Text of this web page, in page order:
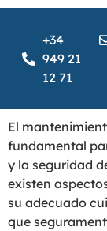
+34
949 21
12 71
El
fundamental
y la seguridad
existen
su adecuado
que